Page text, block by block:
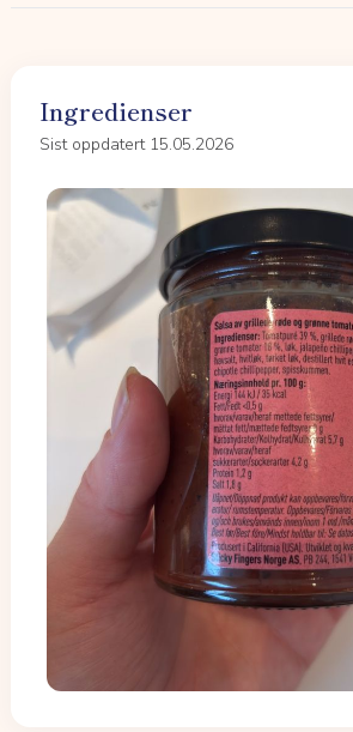
Ingredienser
Sist oppdatert 15.05.2026